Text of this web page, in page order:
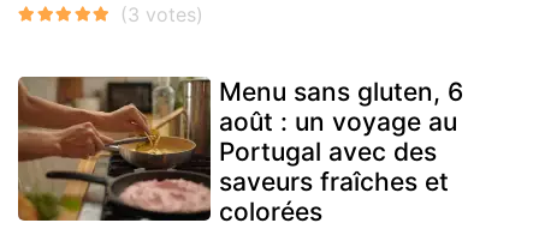
Menu sans gluten, 6
août : un voyage au
Portugal avec des
saveurs fraîches et
colorées